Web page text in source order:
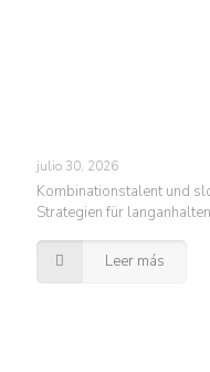
julio 30, 2026
Kombinationstalent und
Strategien für
Leer más